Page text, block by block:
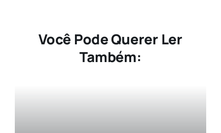
Você Pode Querer Ler
Também: